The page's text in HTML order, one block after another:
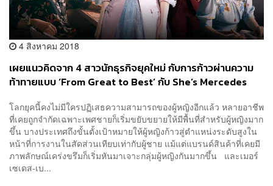
4 สิงหาคม 2018
เผยแนวคิดจาก 4 สาวนักธุรกิจยุคใหม่ กับการก้าวผ่านความ
ท้าทายแบบ ‘From Great to Best’ กับ She’s Mercedes
โลกยุคนี้คงไม่มีใครปฏิเสธความสามารถของผู้หญิงอีกแล้ว หลายอาชีพ
ที่เคยถูกจำกัดเฉพาะเพศชายก็เริ่มขยับขยายให้มีพื้นที่สำหรับผู้หญิงมาก
ขึ้น บางประเทศถึงขั้นตั้งเป้าหมายให้ผู้หญิงก้าวสู่ตำแหน่งระดับสูงใน
หน้าที่การงานในสัดส่วนเทียบเท่ากับผู้ชาย แม้แต่แบรนด์สินค้าที่เคยมี
ภาพลักษณ์เคร่งขรึมก็เริ่มหันมาเจาะกลุ่มผู้หญิงกันมากขึ้น และเมอร์
เซเดส-เบ...